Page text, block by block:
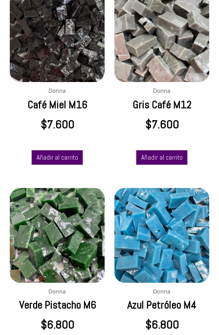
Donna
Café Miel M16
$7.600
Añadir al carrito
Donna
Gris Café M12
$7.600
Añadir al carrito
Donna
Verde Pistacho M6
$6.800
Donna
Azul Petróleo M4
$6.800